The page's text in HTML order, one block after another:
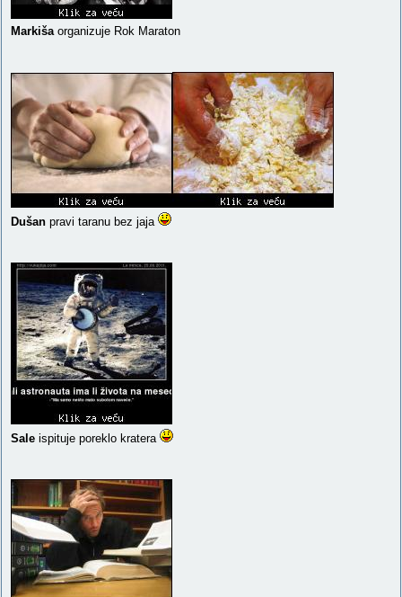
Markišaorganizuje Rok Maraton
Dušan pravi taranu bez jaja
Sale ispituje poreklo kratera